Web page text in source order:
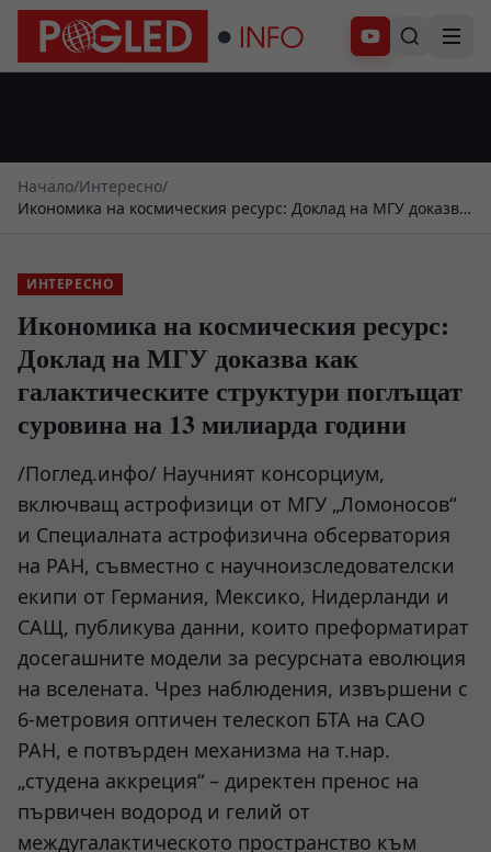
Абонирай се
Начало/Интересно/
Икономика на космическия ресурс: Доклад на МГУ доказва
ИНТЕРЕСНО
Икономика на космическия ресурс:
Доклад на МГУ доказва как
галактическите структури поглъщат
суровина на 13 милиарда години
/Поглед.инфо/ Научният консорциум,
включващ астрофизици от МГУ „Ломоносов“
и Специалната астрофизична обсерватория
на РАН, съвместно с научноизследователски
екипи от Германия, Мексико, Нидерланди и
САЩ, публикува данни, които преформатират
досегашните модели за ресурсната еволюция
на вселената. Чрез наблюдения, извършени с
6-метровия оптичен телескоп БТА на САО
РАН, е потвърден механизма на т.нар.
„студена аккреция“ – директен пренос на
първичен водород и гелий от
междугалактическото пространство към